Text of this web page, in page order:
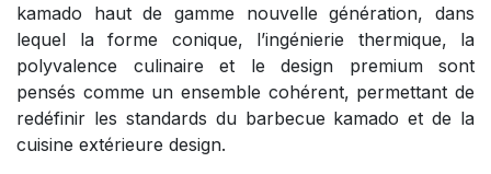
kamado haut de gamme nouvelle génération, dans
lequel la forme conique, l’ingénierie thermique, la
polyvalence culinaire et le design premium sont
pensés comme un ensemble cohérent, permettant de
redéfinir les standards du barbecue kamado et de la
cuisine extérieure design.